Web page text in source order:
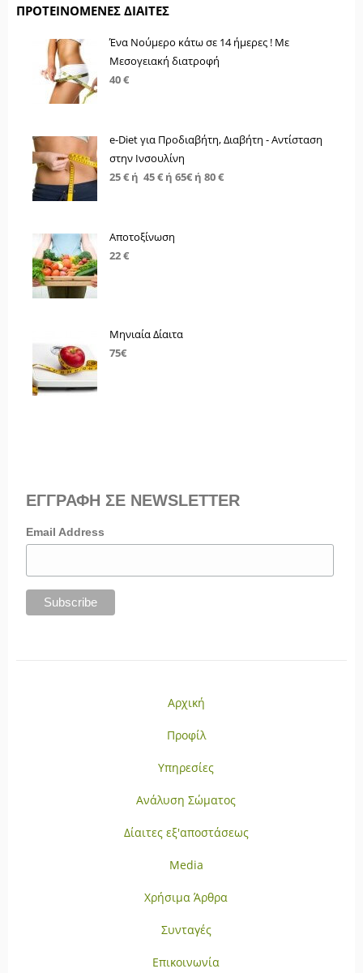
ΠΡΟΤΕΙΝΌΜΕΝΕΣ ΔΊΑΙΤΕΣ
Ένα Νούμερο κάτω σε 14 ήμερες ! Με
Μεσογειακή διατροφή
40 €
e-Diet για Προδιαβήτη, Διαβήτη - Αντίσταση
στην Ινσουλίνη
25 € ή 45 € ή 65€ ή 80 €
Αποτοξίνωση
22 €
Μηνιαία Δίαιτα
75€
ΕΓΓΡΑΦΗ ΣΕ NEWSLETTER
Email Address
Αρχική
Προφίλ
Υπηρεσίες
Ανάλυση Σώματος
Δίαιτες εξ'αποστάσεως
Media
Χρήσιμα Άρθρα
Συνταγές
Επικοινωνία